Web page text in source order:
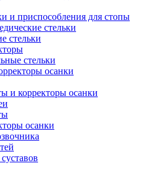
и приспособления для стопы
стельки
стельки
стельки
осанки
и корректоры осанки
осанки